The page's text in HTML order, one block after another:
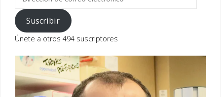
correo
electrónico
Suscribir
Únete a otros 494 suscriptores